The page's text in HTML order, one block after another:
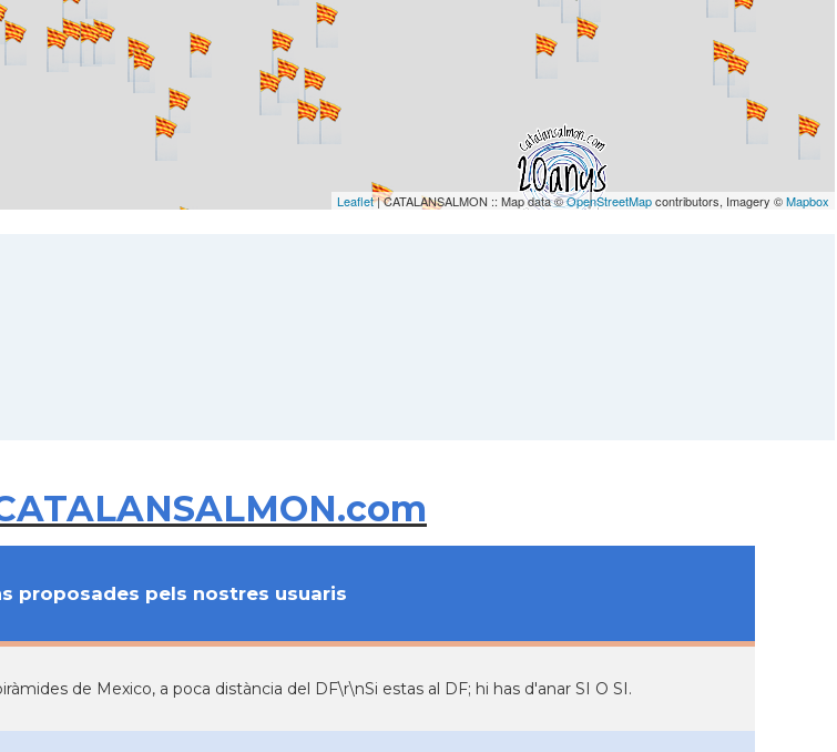
Leaflet| CATALANSALMON :: Map data ©OpenStreetMapcontributors, Imagery ©Mapbox
proposades pels nostres usuaris
de Mexico, a poca distància del DF\r\nSi estas al DF; hi has d'anar SI O SI.